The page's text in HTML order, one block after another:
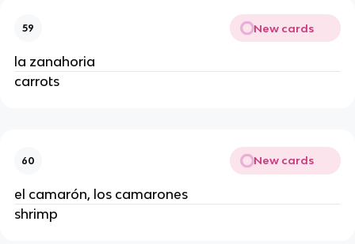
59 New cards
la zanahoria
carrots
60 New cards
el camarón, los camarones
shrimp